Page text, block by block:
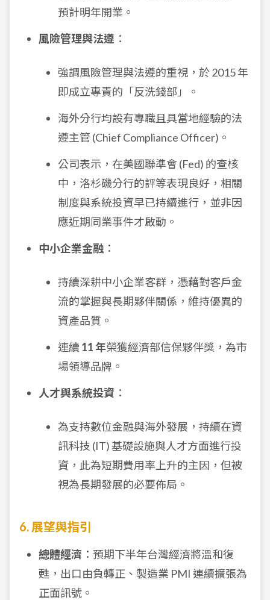
預計明年開業。
風險管理與法遵 ：
強調風險管理與法遵的重視，於 2015 年
即成立專責的「反洗錢部」。
海外分行均設有專職且具當地經驗的法
遵主管 (Chief Compliance Officer)。
公司表示，在美國聯準會 (Fed) 的查核
中，洛杉磯分行的評等表現良好，相關
制度與系統投資早已持續進行，並非因
應近期同業事件才啟動。
中小企業金融 ：
持續深耕中小企業客群，憑藉對客戶金
流的掌握與長期夥伴關係，維持優異的
資產品質。
連續 11 年榮獲經濟部信保夥伴獎，為市
場領導品牌。
人才與系統投資 ：
為支持數位金融與海外發展，持續在資
訊科技 (IT) 基礎設施與人才方面進行投
資，此為短期費用率上升的主因，但被
視為長期發展的必要佈局。
6. 展望與指引
總體經濟 ：預期下半年台灣經濟將溫和復
甦，出口由負轉正、製造業 PMI 連續擴張為
正面訊號。